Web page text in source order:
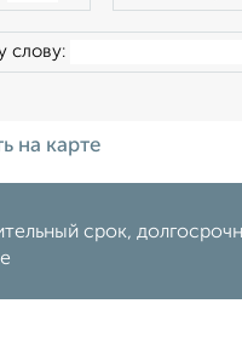
слову:
на карте
срок,